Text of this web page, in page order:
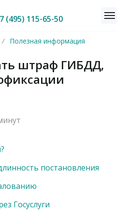
(495) 115-65-50
/ Полезная информация
штраф ГИБДД,
постановления
Госуслуги